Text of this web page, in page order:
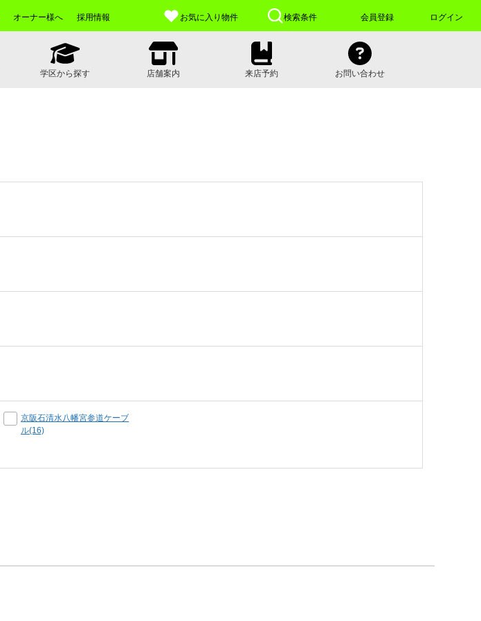
オーナー様へ 採用情報 お気に入り 物件 検索条件 会員登録 ログイン
学区から探す 店舗案内 来店予約 お問い合わせ
京阪石清水八幡宮参道ケーブ
ル(16)